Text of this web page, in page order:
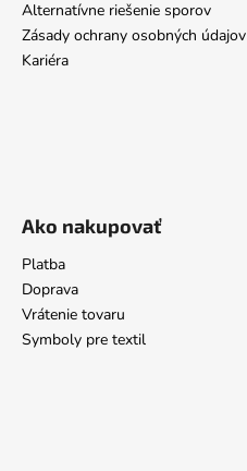
Alternatívne riešenie sporov
Zásady ochrany osobných údajov
Kariéra
Ako nakupovať
Platba
Doprava
Vrátenie tovaru
Symboly pre textil